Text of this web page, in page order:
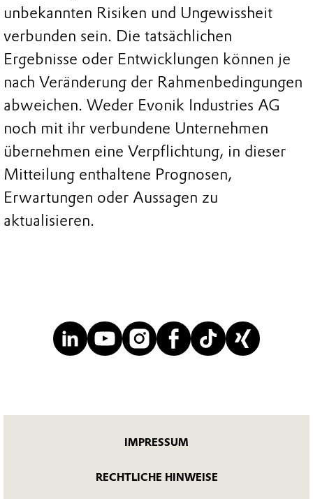
unbekannten Risiken und Ungewissheit
verbunden sein. Die tatsächlichen
Ergebnisse oder Entwicklungen können je
nach Veränderung der Rahmenbedingungen
abweichen. Weder Evonik Industries AG
noch mit ihr verbundene Unternehmen
übernehmen eine Verpflichtung, in dieser
Mitteilung enthaltene Prognosen,
Erwartungen oder Aussagen zu
aktualisieren.
IMPRESSUM
RECHTLICHE HINWEISE